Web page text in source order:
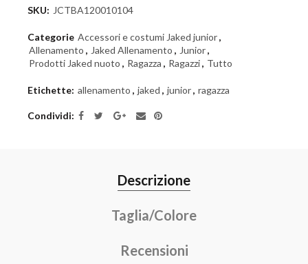
SKU: JCTBA120010104
Categorie Accessori e costumi Jaked junior,
Allenamento , Jaked Allenamento , Junior,
Prodotti Jaked nuoto , Ragazza , Ragazzi, Tutto
Etichette: allenamento , jaked , junior, ragazza
Condividi
Descrizione
Taglia/Colore
Recensioni